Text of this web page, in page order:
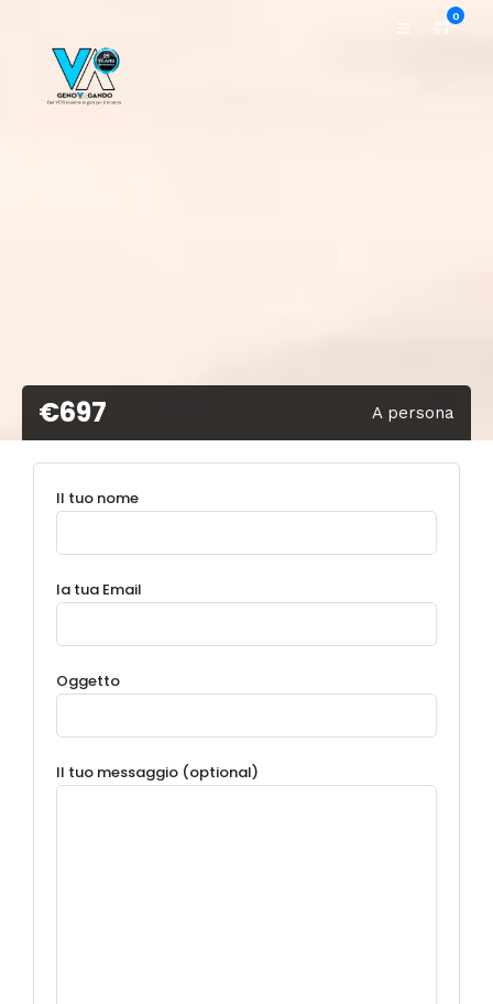
0
€697 A persona
Il tuo nome
la tua Email
Oggetto
Il tuo messaggio (optional)